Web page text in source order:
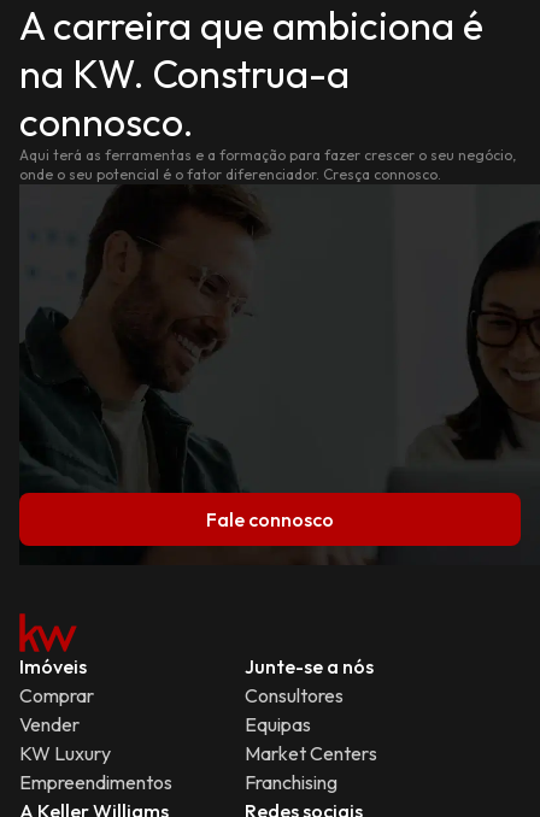
A carreira que ambiciona é
na KW. Construa-a
connosco.
Aqui terá as ferramentas e a formação para fazer crescer o seu negócio,
onde o seu potencial é o fator diferenciador. Cresça connosco.
Fale connosco
Imóveis
Comprar
Vender
KW Luxury
Empreendimentos
Junte-se a nós
Consultores
Equipas
Market Centers
Franchising
A Keller Williams
Redes sociais